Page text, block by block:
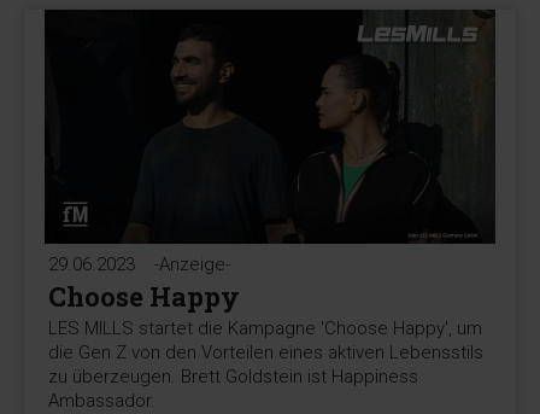
29.06.2023 -Anzeige-
Choose Happy
LES MILLS startet die Kampagne 'Choose Happy', um
die Gen Z von den Vorteilen eines aktiven Lebensstils
zu überzeugen. Brett Goldstein ist Happiness
Ambassador.